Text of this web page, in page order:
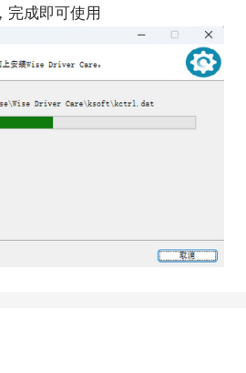
成即可使用